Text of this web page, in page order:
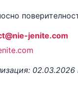
jenite.com
02.03.2026